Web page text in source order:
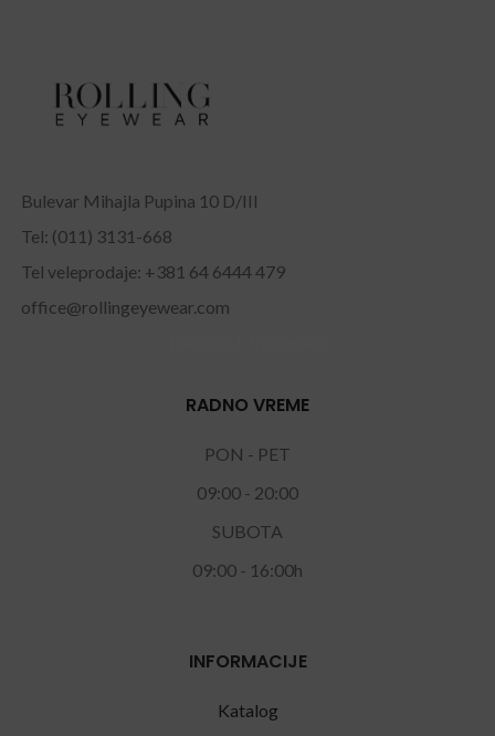
Bulevar Mihajla Pupina 10 D/III
Tel: (011) 3131-668
Tel veleprodaje: +381 64 6444 479
office@rollingeyewear.com
RADNO VREME
PON - PET
09:00 - 20:00
SUBOTA
09:00 - 16:00h
INFORMACIJE
Katalog